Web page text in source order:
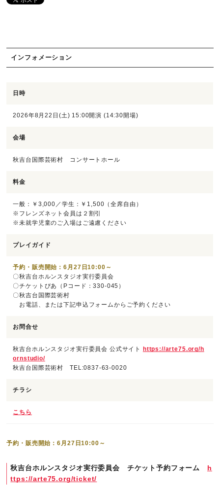
インフォメーション
日時
2026年8月22日(土) 15:00開演 (14:30開場)
会場
秋吉台国際芸術村 コンサートホール
料金
一般：￥3,000／学生：￥1,500（全席自由）
※フレンズネット会員は２割引
※未就学児童のご入場はご遠慮ください
プレイガイド
予約・販売開始：6月27日10:00～
〇秋吉台ホルンスタジオ実行委員会
〇チケットぴあ（Pコード：330-045）
〇秋吉台国際芸術村
お電話、または下記申込フォームからご予約ください
お問合せ
秋吉台ホルンスタジオ実行委員会 公式サイト
https://arte75.org/h
ornstudio/
秋吉台国際芸術村 TEL:0837-63-0020
チラシ
こちら
予約・販売開始：6月27日10:00～
秋吉台ホルンスタジオ実行委員会 チケット予約フォーム
h
ttps://arte75.org/ticket/